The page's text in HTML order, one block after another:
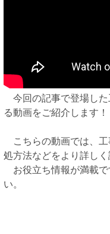
今回の記事で登場した
る動画をご紹介します！
こちらの動画では、工
処方法などをより詳しく
お役立ち情報が満載で
い。